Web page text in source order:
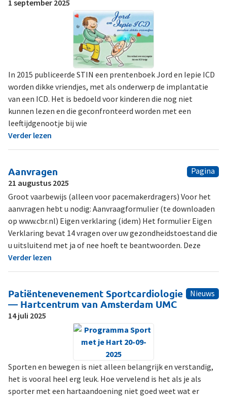
1 september 2025
In 2015 publiceerde STIN een prentenboek Jord en Iepie ICD
worden dikke vriendjes, met als onderwerp de implantatie
van een ICD. Het is bedoeld voor kinderen die nog niet
kunnen lezen en die geconfronteerd worden met een
leeftijdgenootje bij wie
Verder lezen
Pagina
Aanvragen
21 augustus 2025
Groot vaarbewijs (alleen voor pacemakerdragers) Voor het
aanvragen hebt u nodig: Aanvraagformulier (te downloaden
op www.cbr.nl) Eigen verklaring (idem) Het formulier Eigen
Verklaring bevat 14 vragen over uw gezondheidstoestand die
u uitsluitend met ja of nee hoeft te beantwoorden. Deze
Verder lezen
Nieuws
Patiëntenevenement Sportcardiologie
— Hartcentrum van Amsterdam UMC
14 juli 2025
Sporten en bewegen is niet alleen belangrijk en verstandig,
het is vooral heel erg leuk. Hoe vervelend is het als je als
sporter met een hartaandoening niet goed weet wat er